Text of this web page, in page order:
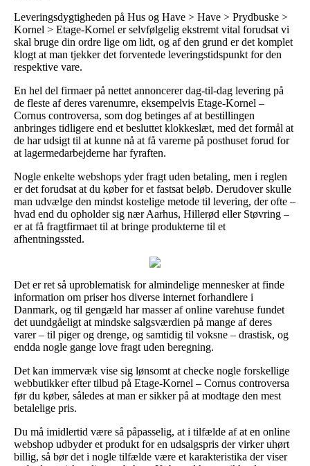
Leveringsdygtigheden på Hus og Have > Have > Prydbuske >
Kornel > Etage-Kornel er selvfølgelig ekstremt vital forudsat vi
skal bruge din ordre lige om lidt, og af den grund er det komplet
klogt at man tjekker det forventede leveringstidspunkt for den
respektive vare.
En hel del firmaer på nettet annoncerer dag-til-dag levering på
de fleste af deres varenumre, eksempelvis Etage-Kornel –
Cornus controversa, som dog betinges af at bestillingen
anbringes tidligere end et besluttet klokkeslæt, med det formål at
de har udsigt til at kunne nå at få varerne på posthuset forud for
at lagermedarbejderne har fyraften.
Nogle enkelte webshops yder fragt uden betaling, men i reglen
er det forudsat at du køber for et fastsat beløb. Derudover skulle
man udvælge den mindst kostelige metode til levering, der ofte –
hvad end du opholder sig nær Aarhus, Hillerød eller Støvring –
er at få fragtfirmaet til at bringe produkterne til et
afhentningssted.
Det er ret så uproblematisk for almindelige mennesker at finde
information om priser hos diverse internet forhandlere i
Danmark, og til gengæld har masser af online varehuse fundet
det uundgåeligt at mindske salgsværdien på mange af deres
varer – til piger og drenge, og samtidig til voksne – drastisk, og
endda nogle gange love fragt uden beregning.
Det kan immervæk vise sig lønsomt at checke nogle forskellige
webbutikker efter tilbud på Etage-Kornel – Cornus controversa
før du køber, således at man er sikker på at modtage den mest
betalelige pris.
Du må imidlertid være så påpasselig, at i tilfælde af at en online
webshop udbyder et produkt for en udsalgspris der virker uhørt
billig, så bør det i nogle tilfælde være et karakteristika der viser